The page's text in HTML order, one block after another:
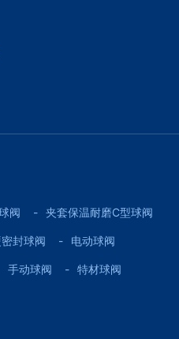
阀 夹套保温耐磨C型球阀
封球阀 电动球阀
手动球阀 特材球阀